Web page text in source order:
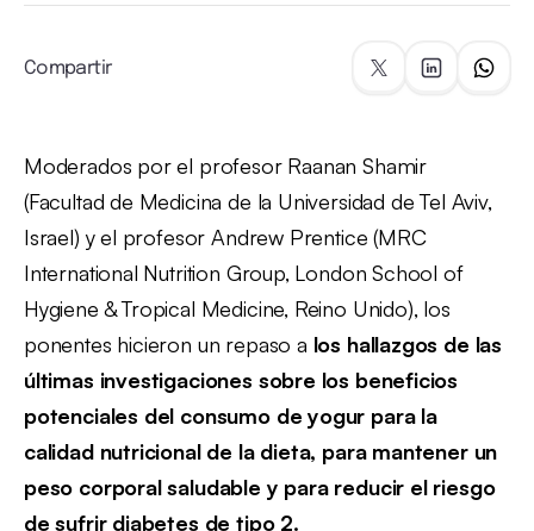
Compartir
Moderados por el profesor Raanan Shamir
(Facultad de Medicina de la Universidad de Tel Aviv,
Israel) y el profesor Andrew Prentice (MRC
International Nutrition Group, London School of
Hygiene & Tropical Medicine, Reino Unido), los
ponentes hicieron un repaso a los hallazgos de las
últimas investigaciones sobre los beneficios
potenciales del consumo de yogur para la
calidad nutricional de la dieta, para mantener un
peso corporal saludable y para reducir el riesgo
de sufrir diabetes de tipo 2.